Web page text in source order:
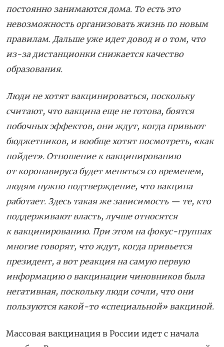
постоянно занимаются дома. То есть это
невозможность организовать жизнь по новым
правилам. Дальше уже идет довод и о том, что
из-за дистанционки снижается качество
образования.
Люди не хотят вакцинироваться, поскольку
считают, что вакцина еще не готова, боятся
побочных эффектов, они ждут, когда привьют
бюджетников, и вообще хотят посмотреть, «как
пойдет». Отношение к вакцинированию
от коронавируса будет меняться со временем,
людям нужно подтверждение, что вакцина
работает. Здесь такая же зависимость — те, кто
поддерживают власть, лучше относятся
к вакцинированию. При этом на фокус-группах
многие говорят, что ждут, когда привьется
президент, а вот реакция на самую первую
информацию о вакцинации чиновников была
негативная, поскольку люди сочли, что они
пользуются какой-то «специальной» вакциной.
Массовая вакцинация в России идет с начала